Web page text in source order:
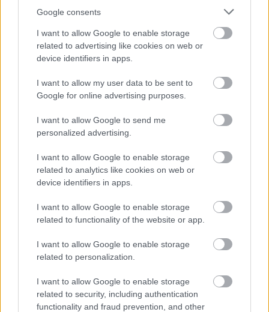
Google consents
I want to allow Google to enable storage
related to advertising like cookies on web or
device identifiers in apps.
I want to allow my user data to be sent to
Google for online advertising purposes.
I want to allow Google to send me
personalized advertising.
I want to allow Google to enable storage
related to analytics like cookies on web or
device identifiers in apps.
I want to allow Google to enable storage
related to functionality of the website or app.
I want to allow Google to enable storage
related to personalization.
I want to allow Google to enable storage
related to security, including authentication
functionality and fraud prevention, and other
Így nézne ki Robert Downey Jr. és
Tom Holland a Vissza a jövőbe
filmben
| 2020.02.17 18:00
Így nézne ki Mel Gibson a Mad
Max: A harag útjában
Megint rengeteg horrorfilmet néztünk - PuliCast